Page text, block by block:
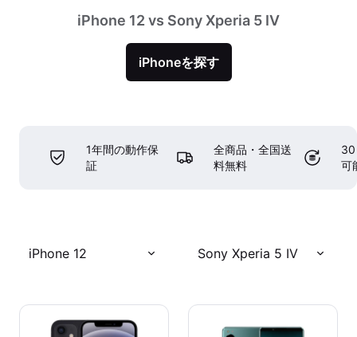
iPhone 12 vs Sony Xperia 5 IV
iPhoneを探す
1年間の動作保
証
全商品・全国送
料無料
30
可
iPhone 12 Sony Xperia 5 IV